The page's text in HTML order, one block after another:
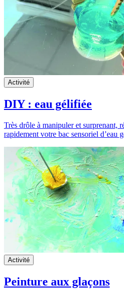
Activité
DIY : eau gélifiée
Très drôle à manipuler et surprenant,
rapidement votre bac sensoriel d’eau
Activité
Peinture aux glaçons